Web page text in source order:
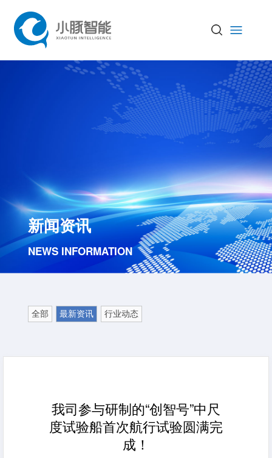
新闻资讯
NEWS INFORMATION
全部 最新资讯 行业动态
我司参与研制的“创智号”中尺
度试验船首次航行试验圆满完
成！